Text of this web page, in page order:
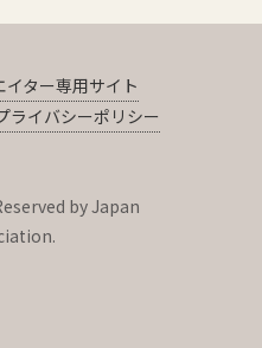
イター専用サイト
ライバシーポリシー
by Japan